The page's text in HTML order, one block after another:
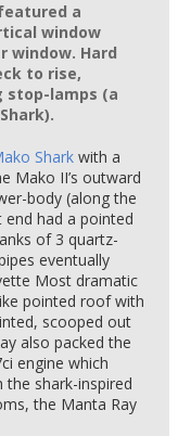
a
window
window. Hard
to rise,
lamps (a
Shark with a
Mako II’s outward
body (along the
had a pointed
of 3 quartz-
eventually
Most dramatic
pointed roof with
scooped out
also packed the
engine which
the shark-inspired
the Manta Ray